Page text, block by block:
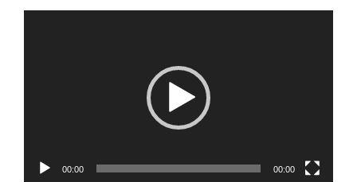
00:00 00:00